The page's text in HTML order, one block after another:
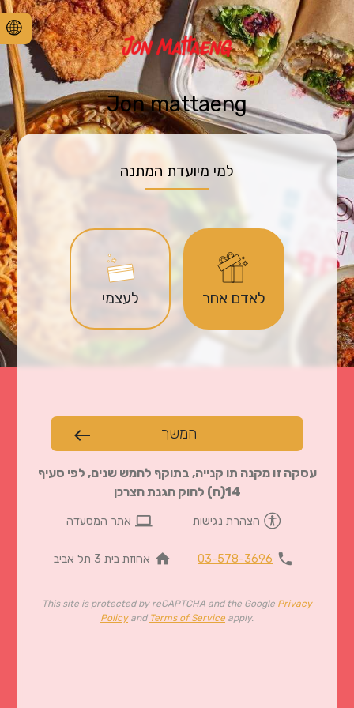
Jon mattaeng
למי מיועדת המתנה
לאדם אחר לעצמי
המשך west
עסקה זו מקנה תו קנייה, בתוקף לחמש שנים, לפי סעיף
14(ח) לחוק הגנת הצרכן
הצהרת נגישות computer אתר המסעדה
phone
03-578-3696
home אחוזת בית 3 תל אביב
This site is protected by reCAPTCHA and the Google Privacy
Policyand Terms of Service apply.